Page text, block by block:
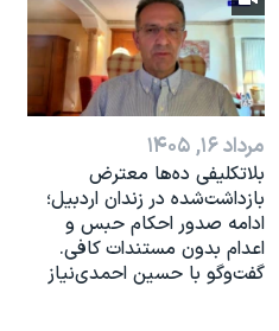
مرداد ۱۶, ۱۴۰۵
بلاتکلیفی ده‌ها معترض
بازداشت‌شده در زندان اردبیل؛
ادامه صدور احکام حبس و
اعدام بدون مستندات کافی.
گفت‌وگو با حسین احمدی‌نیاز